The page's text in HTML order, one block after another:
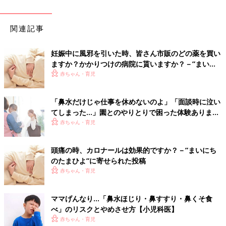
関連記事
妊娠中に風邪を引いた時、皆さん市販のどの薬を買い
ますか？かかりつけの病院に貰いますか？－”まいに
ちのたまひよ”の体験談
赤ちゃん・育児
「鼻水だけじゃ仕事を休めないのよ」「面談時に泣い
てしまった…」園とのやりとりで困った体験あります
か？赤ちゃん・育児
頭痛の時、カロナールは効果的ですか？－”まいにち
のたまひよ”に寄せられた投稿
赤ちゃん・育児
ママげんなり…「鼻水ほじり・鼻すすり・鼻くそ食
べ」のリスクとやめさせ方【小児科医】
赤ちゃん・育児